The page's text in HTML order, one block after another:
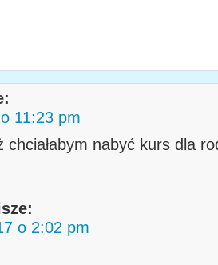
11:23 pm
chciałabym nabyć kurs dla
o 2:02 pm